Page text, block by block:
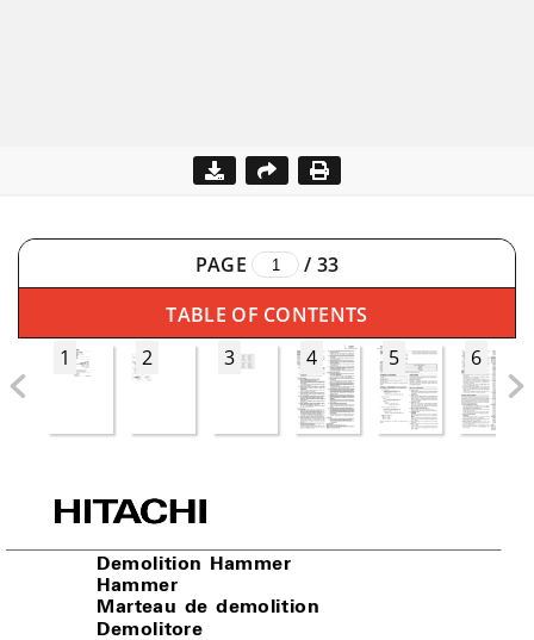
PAGE / 33
TABLE OF CONTENTS
1
2 3 4 5 6
Demolition Hammer
Hammer
Marteau de demolition
Demolitore